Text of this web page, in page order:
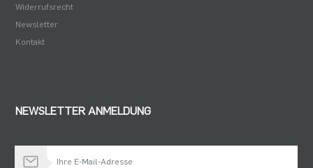
Widerrufsrecht
Newsletter
Kontakt
NEWSLETTER ANMELDUNG